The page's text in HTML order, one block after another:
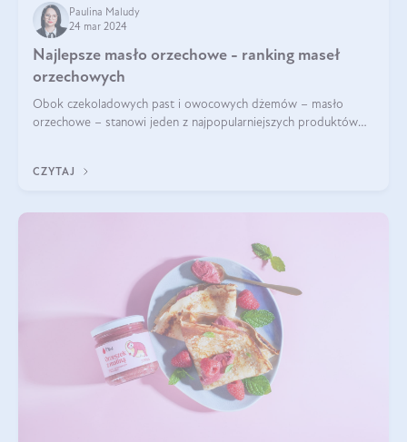
Paulina Maludy
24 mar 2024
Najlepsze masło orzechowe - ranking maseł
orzechowych
Obok czekoladowych past i owocowych dżemów – masło
orzechowe – stanowi jeden z najpopularniejszych produktów
CZYTAJ